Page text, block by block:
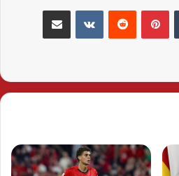
بينتيريست مشاركة عبر البريد